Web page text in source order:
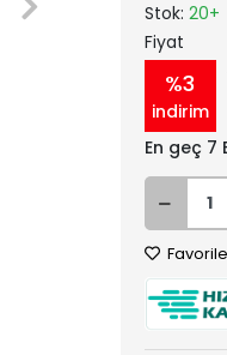
Stok: 20+
Fiyat
%3
indirim
En geç 7